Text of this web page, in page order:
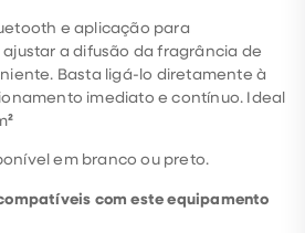
e aplicação para
a difusão da fragrância de
Basta ligá-lo diretamente à
imediato e contínuo. Ideal
²
em branco ou preto.
com este equipamento